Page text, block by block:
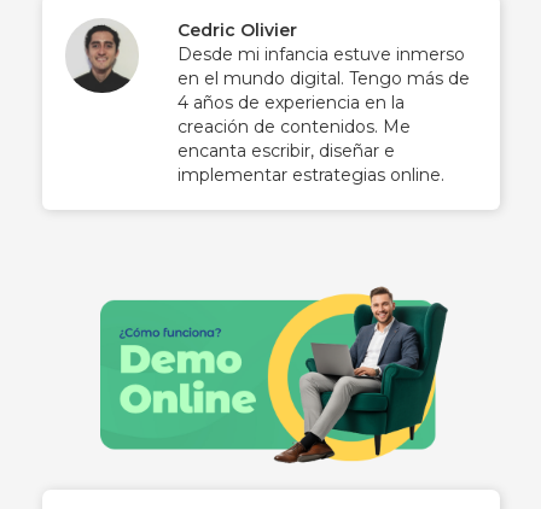
Cedric Olivier
Desde mi infancia estuve inmerso
en el mundo digital. Tengo más de
4 años de experiencia en la
creación de contenidos. Me
encanta escribir, diseñar e
implementar estrategias online.